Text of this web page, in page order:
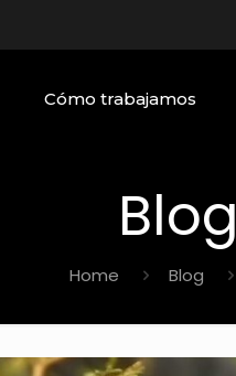
Cómo trabajamos
Blog
Home Blog